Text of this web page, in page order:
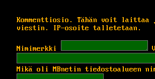
Kommenttiosio. Tähän voit laittaa
viestin. IP-osoite talletetaan.
Nimimerkki
Mikä oli MBnetin tiedostoalueen